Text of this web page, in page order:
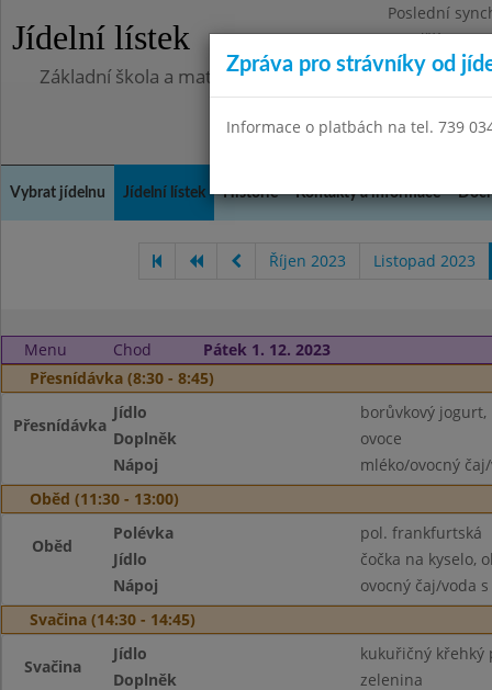
Jídelní lístek
Poslední
Pondělí
Základní škola a mateřská škola Chlumín, okres
Vybrat jídelnu Jídelní lístek Historie Kontakty a informace
Říjen 2023 Listopad 2023
Menu Chod
Pátek 1. 12. 2023
Přesnídávka (8:30 - 8:45)
Přesnídávka
Jídlo
borůvkový
Doplněk
ovoce
Nápoj
mléko/ovocný
Oběd (11:30 - 13:00)
Oběd
Polévka
pol. frankfurtská
Jídlo
čočka na kyselo,
Nápoj
ovocný čaj/voda
Svačina (14:30 - 14:45)
Svačina
Jídlo
kukuřičný křehký
Doplněk
zelenina
Zpráva pro strávníky od
Informace o platbách na tel. 739